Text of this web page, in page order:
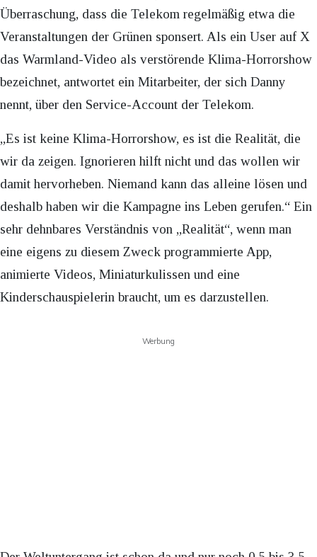
Überraschung, dass die Telekom regelmäßig etwa die
Veranstaltungen der Grünen sponsert. Als ein User auf X
das Warmland-Video als verstörende Klima-Horrorshow
bezeichnet, antwortet ein Mitarbeiter, der sich Danny
nennt, über den Service-Account der Telekom.
„Es ist keine Klima-Horrorshow, es ist die Realität, die
wir da zeigen. Ignorieren hilft nicht und das wollen wir
damit hervorheben. Niemand kann das alleine lösen und
deshalb haben wir die Kampagne ins Leben gerufen.“ Ein
sehr dehnbares Verständnis von „Realität“, wenn man
eine eigens zu diesem Zweck programmierte App,
animierte Videos, Miniaturkulissen und eine
Kinderschauspielerin braucht, um es darzustellen.
Werbung